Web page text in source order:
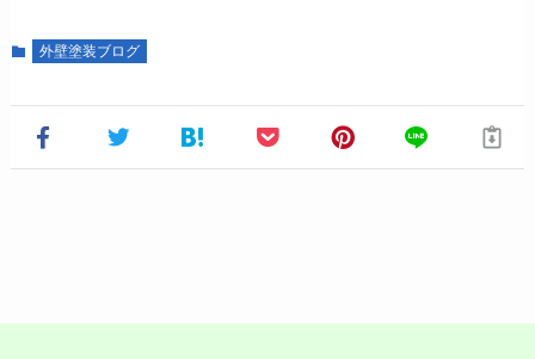
外壁塗装ブログ